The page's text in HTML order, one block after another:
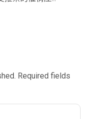
Required fields